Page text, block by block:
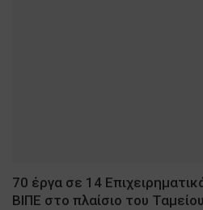
70 έργα σε 14
ΒΙΠΕ στο πλαίσιο του